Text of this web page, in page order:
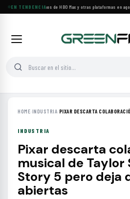
EN TENDENCIA
Principales estrenos de HBO Max y otras plataformas en
HOME›INDUSTRIA› PIXAR DESCARTA
INDUSTRIA
Pixar descarta
musical de Taylor
Story 5 pero deja
abiertas